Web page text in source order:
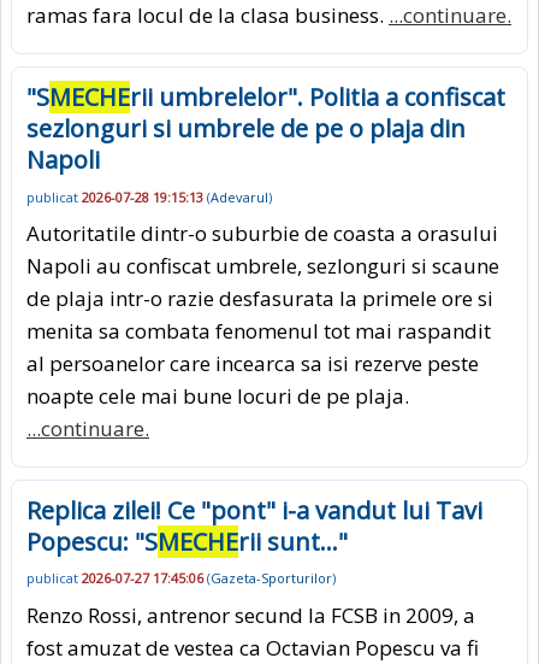
ramas fara locul de la clasa business. ...continuare.
"SMECHErii umbrelelor". Politia a confiscat
sezlonguri si umbrele de pe o plaja din
Napoli
publicat 2026-07-28 19:15:13 (Adevarul)
Autoritatile dintr-o suburbie de coasta a orasului
Napoli au confiscat umbrele, sezlonguri si scaune
de plaja intr-o razie desfasurata la primele ore si
menita sa combata fenomenul tot mai raspandit
al persoanelor care incearca sa isi rezerve peste
noapte cele mai bune locuri de pe plaja.
...continuare.
Replica zilei! Ce "pont" i-a vandut lui Tavi
Popescu: "SMECHErii sunt..."
publicat 2026-07-27 17:45:06(Gazeta-Sporturilor)
Renzo Rossi, antrenor secund la FCSB in 2009, a
fost amuzat de vestea ca Octavian Popescu va fi